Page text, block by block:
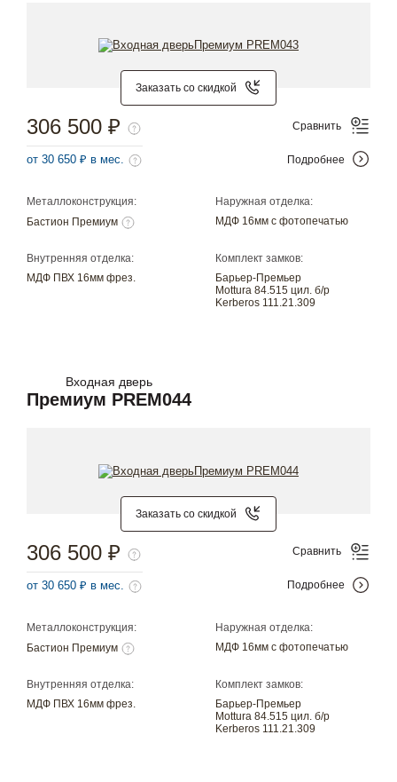
Заказать со скидкой
Металлоконструкция:
Бастион Премиум
Наружная отделка:
МДФ 16мм с фотопечатью
Внутренняя отделка:
МДФ ПВХ 16мм фрез.
Комплект замков:
Барьер-Премьер
Mottura 84.515 цил. б/р
Kerberos 111.21.309
306 500 ₽
от 30 650 ₽ в мес.
Сравнить
Подробнее
Входная дверь
Премиум PREM044
Заказать со скидкой
Металлоконструкция:
Бастион Премиум
Наружная отделка:
МДФ 16мм с фотопечатью
Внутренняя отделка:
МДФ ПВХ 16мм фрез.
Комплект замков:
Барьер-Премьер
Mottura 84.515 цил. б/р
Kerberos 111.21.309
306 500 ₽
от 30 650 ₽ в мес.
Сравнить
Подробнее